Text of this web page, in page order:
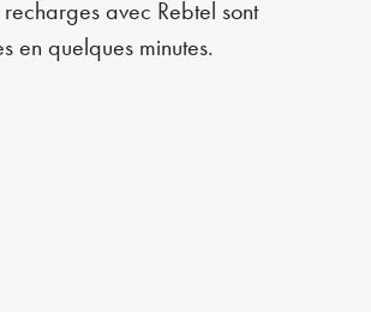
recharges avec Rebtel sont
en quelques minutes.